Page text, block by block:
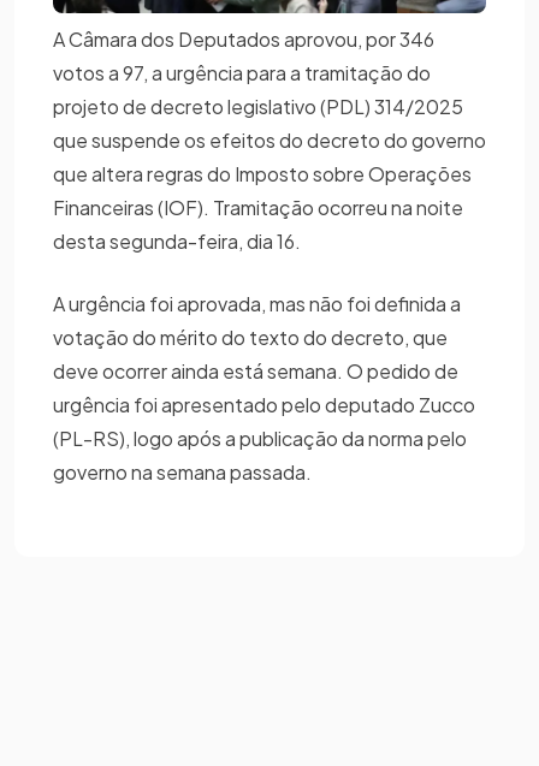
A Câmara dos Deputados aprovou, por 346
votos a 97, a urgência para a tramitação do
projeto de decreto legislativo (PDL) 314/2025
que suspende os efeitos do decreto do governo
que altera regras do Imposto sobre Operações
Financeiras (IOF). Tramitação ocorreu na noite
desta segunda-feira, dia 16.
A urgência foi aprovada, mas não foi definida a
votação do mérito do texto do decreto, que
deve ocorrer ainda está semana. O pedido de
urgência foi apresentado pelo deputado Zucco
(PL-RS), logo após a publicação da norma pelo
governo na semana passada.